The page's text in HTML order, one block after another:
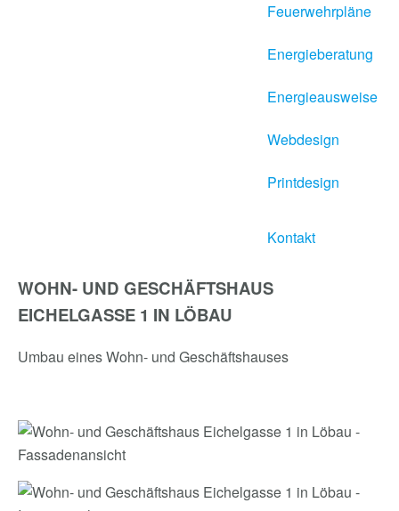
Feuerwehrpläne
Energieberatung
Energieausweise
Webdesign
Printdesign
Kontakt
WOHN- UND GESCHÄFTSHAUS
EICHELGASSE 1 IN LÖBAU
Umbau eines Wohn- und Geschäftshauses